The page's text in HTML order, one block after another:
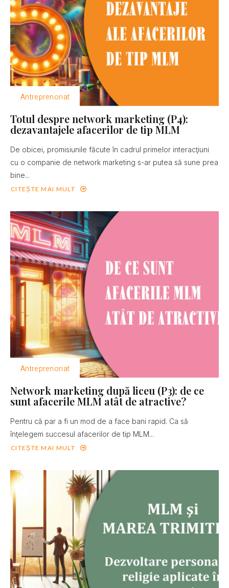
Antreprenoriat
Totul despre network marketing (P4):
dezavantajele afacerilor de tip MLM
De obicei, promisiunile făcute în cadrul primelor interacţiuni
cu o companie de network marketing s-ar putea să sune prea
bine...
CITEȘTE MAI MULT
Antreprenoriat
Network marketing după liceu (P3): de ce
sunt afacerile MLM atât de atractive?
Pentru că par a fi un mod de a face bani rapid. Ca să
înţelegem succesul afacerilor de tip MLM...
CITEȘTE MAI MULT